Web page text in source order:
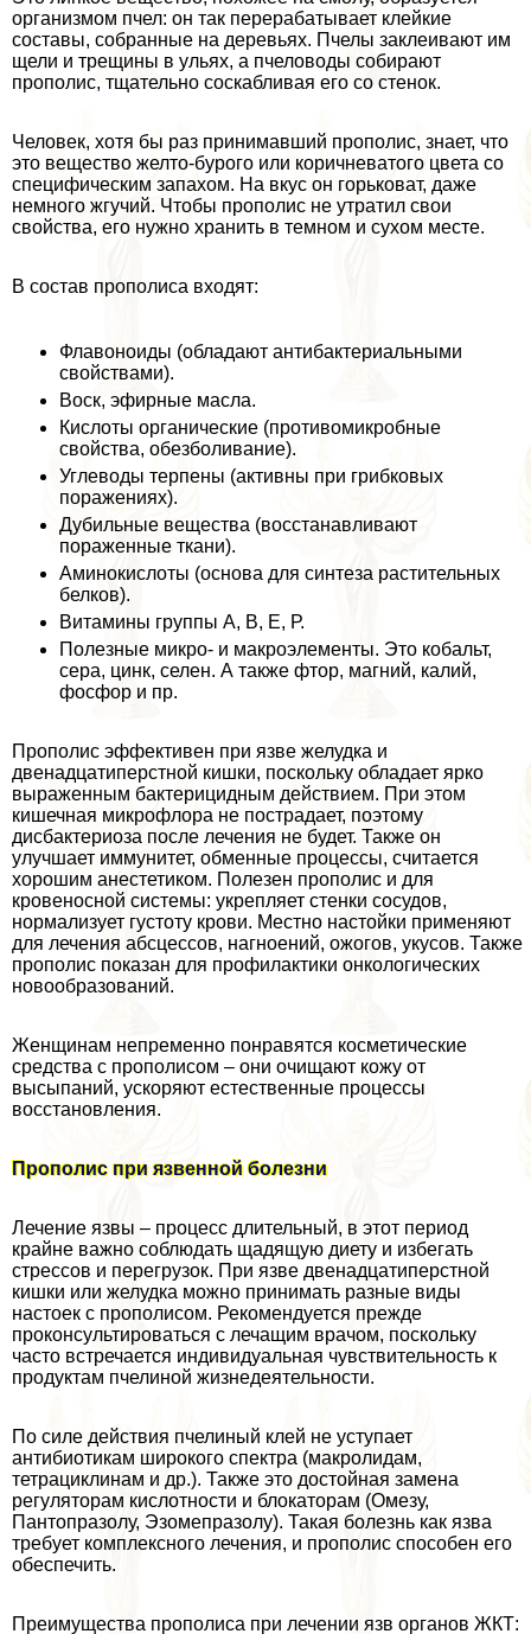
организмом пчел: он так переpaбатывает клейкие
составы, собранные на деревьях. Пчелы заклеивают им
щели и трещины в ульях, а пчеловоды собирают
прополис, тщательно соскабливая его со стенок.
Человек, хотя бы раз принимавший прополис, знает, что
это вещество желто-бурого или коричневатого цвета со
специфическим запахом. На вкус он горьковат, даже
немного жгучий. Чтобы прополис не утратил свои
свойства, его нужно хранить в темном и сухом месте.
В состав прополиса входят:
Флавоноиды (обладают антибактериальными
свойствами).
Воск, эфирные масла.
Кислоты органические (противомикробные
свойства, обезболивание).
Углеводы терпены (активны при грибковых
поражениях).
Дубильные вещества (восстанавливают
пораженные ткани).
Аминокислоты (основа для синтеза растительных
белков).
Витамины группы А, В, Е, Р.
Полезные микро- и макроэлементы. Это кобальт,
сера, цинк, селен. А также фтор, магний, калий,
фосфор и пр.
Прополис эффективен при язве желудка и
двенадцатиперстной кишки, поскольку обладает ярко
выраженным бактерицидным действием. При этом
кишечная микрофлора не пострадает, поэтому
дисбактериоза после лечения не будет. Также он
улучшает иммунитет, обменные процессы, считается
хорошим анестетиком. Полезен прополис и для
кровеносной системы: укрепляет стенки сосудов,
нормализует густоту крови. Местно настойки применяют
для лечения абсцессов, нагноений, ожогов, укусов. Также
прополис показан для профилактики oнкoлoгических
новообразований.
Женщинам непременно понравятся косметические
средства с прополисом – они очищают кожу от
высыпаний, ускоряют естественные процессы
восстановления.
Прополис при язвенной болезни
Лечение язвы – процесс длительный, в этот период
крайне важно соблюдать щадящую диету и избегать
стрессов и перегрузок. При язве двенадцатиперстной
кишки или желудка можно принимать разные виды
настоек с прополисом. Рекомендуется прежде
проконсультироваться с лечащим врачом, поскольку
часто встречается индивидуальная чувствительность к
продуктам пчелиной жизнедеятельности.
По силе действия пчелиный клей не уступает
антибиотикам широкого спектра (макролидам,
тетрациклинам и др.). Также это достойная замена
регуляторам кислотности и блокаторам (Омезу,
Пантопразолу, Эзомепразолу). Такая болезнь как язва
требует комплексного лечения, и прополис способен его
обеспечить.
Преимущества прополиса при лечении язв органов ЖКТ: